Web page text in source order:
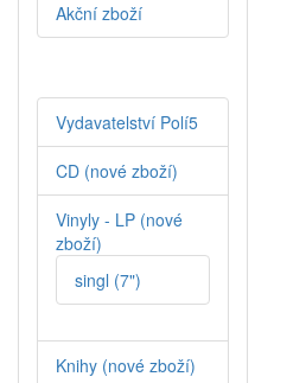
Akční zboží
Vydavatelství Polí5
CD (nové zboží)
Vinyly - LP (nové
zboží)
singl (7")
Knihy (nové zboží)